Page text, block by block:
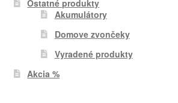
Ostatné produkty
Akumulátory
Domove zvončeky
Vyradené produkty
Akcia %